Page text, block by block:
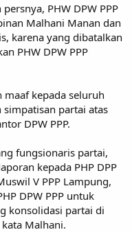
PHW DPW PPP
Malhani Manan dan
karena yang dibatalkan
PHW DPW PPP
maaf kepada seluruh
simpatisan partai atas
DPW PPP.
fungsionaris partai,
kepada PHP DPP
V PPP Lampung,
DPW PPP untuk
konsolidasi partai di
Malhani.